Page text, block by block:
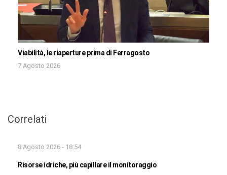
Viabilità, le riaperture prima di Ferragosto
7 Agosto 2026
Correlati
8 Agosto 2026 - 18:54
Risorse idriche, più capillare il monitoraggio